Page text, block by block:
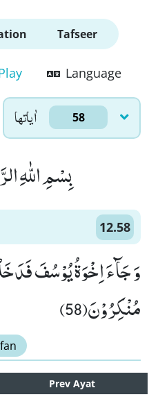
Tafseer
Language
اٰياتها 58
بِسْمِ اللّٰهِ
12.58
وَ جَآءَ اِخْوَةُ یُوْسُفَ
مُنْكِرُوْنَ(58)
Prev Ayat